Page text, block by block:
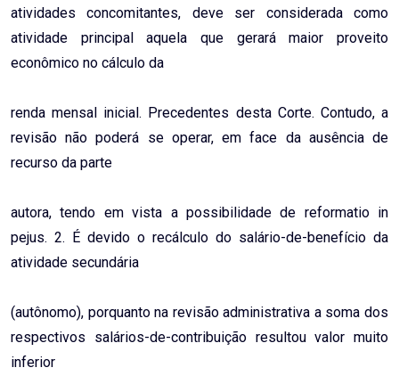
atividades concomitantes, deve ser considerada como
atividade principal aquela que gerará maior proveito
econômico no cálculo da
renda mensal inicial. Precedentes desta Corte. Contudo, a
revisão não poderá se operar, em face da ausência de
recurso da parte
autora, tendo em vista a possibilidade de reformatio in
pejus. 2. É devido o recálculo do salário-de-benefício da
atividade secundária
(autônomo), porquanto na revisão administrativa a soma dos
respectivos salários-de-contribuição resultou valor muito
inferior